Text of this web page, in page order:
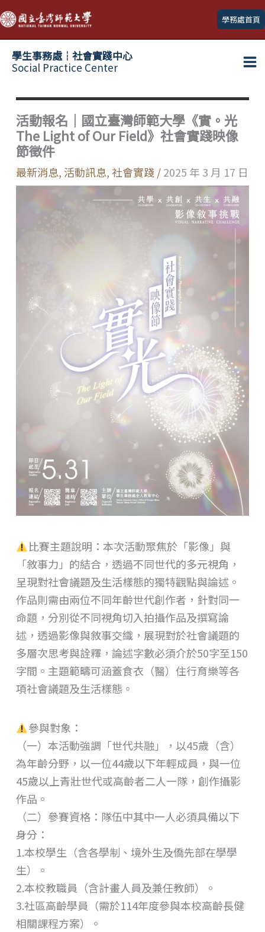
跳
至
主
學務處首頁
學生事務處┆社會實踐中心
Social Practice Center
活動報名｜國立臺灣師範大學《實。光
The Light of Our Field》社會實踐映像
節徵件
最新消息, 活動訊息,社會實踐/2025 年 3 月 17 日
比賽主題說明：本次活動聚焦於「影像」與
「敘事力」的結合，透過不同世代的多元視角，
呈現對社會議題及生活樣態的獨特觀點與論述。
作品則需由兩位不同年齡世代創作者，針對同一
命題，分別從不同視角切入拍攝作品及撰寫論
述，透過影像與敘事交織，展現對於社會議題的
多層次思考與詮釋，論述字數必須介於50字至150
字間。主題範疇可涵蓋食衣（醫）住行育樂等各
項社會議題及生活樣態。
參與對象：
（一）本活動強調「世代共融」，以45歲（含）
為年齡分野，以一位44歲以下年輕成員，與一位
45歲以上青壯世代或高齡者二人一隊，創作攝影
作品。
（二）參賽資格：隊伍中其中一人必須具備以下
身分：
1.本校學生（含各學制、境外生及僑先部在學學
生）。
2.本校教職員（含計畫人員及兼任教師）。
3.社區高齡學員（需於114年度參與本校高齡長健
相關課程方案）。